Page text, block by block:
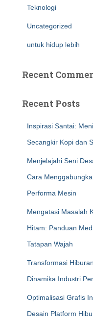
Teknologi
Uncategorized
untuk hidup lebih
Recent
Recent Posts
Inspirasi Santai:
Secangkir Kopi dan
Menjelajahi Seni
Cara
Performa Mesin
Mengatasi Masalah
Hitam: Panduan
Tatapan Wajah
Transformasi
Dinamika Industri
Optimalisasi Grafis
Desain Platform